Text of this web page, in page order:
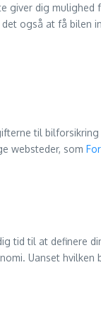
dig
også at få bilen
til
websteder, som
til at definere
Uanset